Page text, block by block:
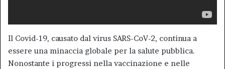
Il Covid-19, causato dal virus SARS-CoV-2, continua a
essere una minaccia globale per la salute pubblica.
Nonostante i progressi nella vaccinazione e nelle